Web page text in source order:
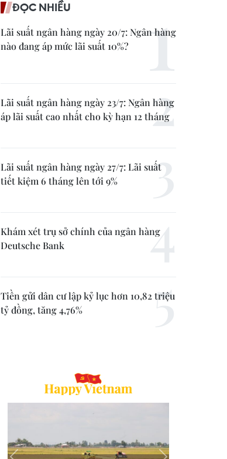
ĐỌC NHIỀU
Lãi suất ngân hàng ngày 20/7: Ngân hàng
nào đang áp mức lãi suất 10%?
Lãi suất ngân hàng ngày 23/7: Ngân hàng
áp lãi suất cao nhất cho kỳ hạn 12 tháng
Lãi suất ngân hàng ngày 27/7: Lãi suất
tiết kiệm 6 tháng lên tới 9%
Khám xét trụ sở chính của ngân hàng
Deutsche Bank
Tiền gửi dân cư lập kỷ lục hơn 10,82 triệu
tỷ đồng, tăng 4,76%